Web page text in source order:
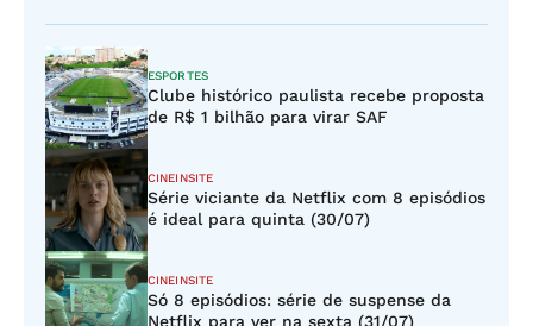
ESPORTES
Clube histórico paulista recebe proposta
de R$ 1 bilhão para virar SAF
CINEINSITE
Série viciante da Netflix com 8 episódios
é ideal para quinta (30/07)
CINEINSITE
Só 8 episódios: série de suspense da
Netflix para ver na sexta (31/07)